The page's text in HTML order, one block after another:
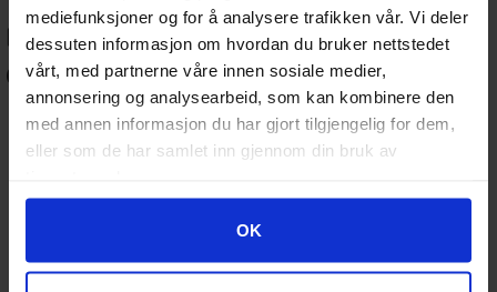
mediefunksjoner og for å analysere trafikken vår. Vi deler
dessuten informasjon om hvordan du bruker nettstedet
vårt, med partnerne våre innen sosiale medier,
annonsering og analysearbeid, som kan kombinere den
med annen informasjon du har gjort tilgjengelig for dem,
eller som de har samlet inn gjennom din bruk av
Googles retningslinjer for personvern
OK
📦 Tillbehör för kortsamling
och spel:
Kortskydd (sleeves)
: Standard och japansk storlek från
Dragon Shield, Ultra Pro m.fl.
Pärmar och förvaring: Skydda och organisera din samling
Deckboxar & playmats: För dig som vill spela med stil och
graderade eller ovanliga kort.